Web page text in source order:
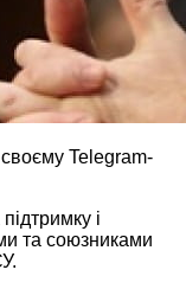
Telegram-
і
та союзниками